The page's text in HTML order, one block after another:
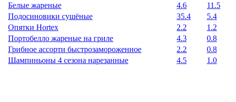
Белые жареные
4.6 11.5
Подосиновики сушёные
35.4 5.4
Опятки Hortex
2.2 1.2
Портобелло жареные на гриле
4.3 0.8
Грибное ассорти быстрозамороженное
2.2 0.8
Шампиньоны 4 сезона нарезанные
4.5 1.0